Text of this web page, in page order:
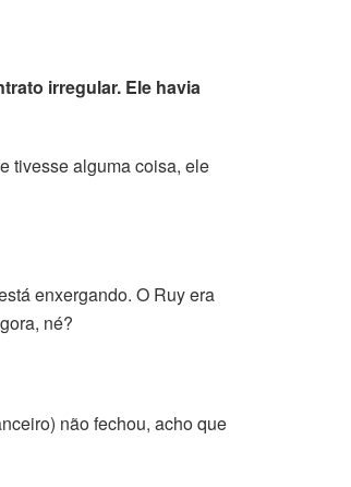
irregular. Ele havia
tivesse alguma coisa, ele
enxergando. O Ruy era
né?
não fechou, acho que